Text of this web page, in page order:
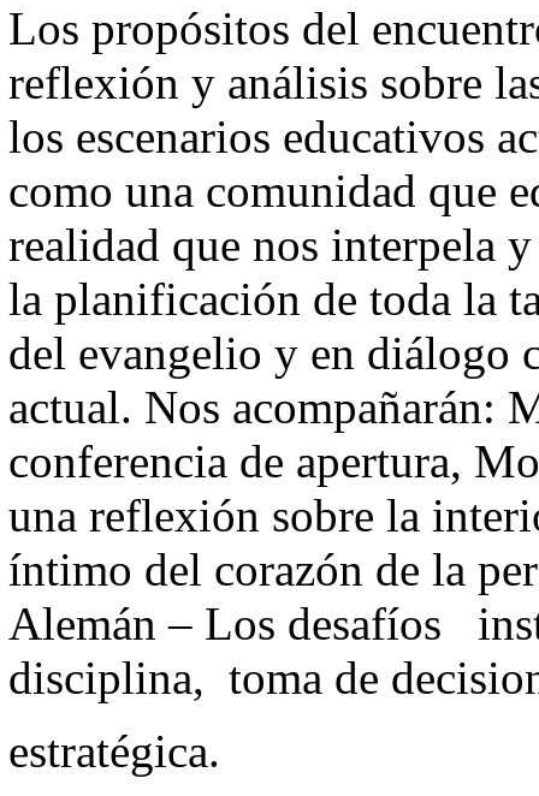
Los propósitos del
reflexión y análisis sobre
los escenarios educativos
como una comunidad que
realidad que nos interpela
la planificación de toda la
del evangelio y en diálogo
actual. Nos acompañarán:
conferencia de apertura,
una reflexión sobre la
íntimo del corazón de la
Alemán – Los desafíos
disciplina, toma de
estratégica.